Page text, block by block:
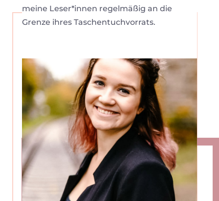
meine Leser*innen regelmäßig an die
Grenze ihres Taschentuchvorrats.